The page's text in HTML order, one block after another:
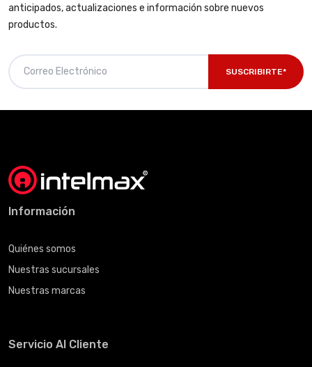
anticipados, actualizaciones e información sobre nuevos
productos.
SUSCRIBIRTE*
Información
Quiénes somos
Nuestras sucursales
Nuestras marcas
Servicio Al Cliente